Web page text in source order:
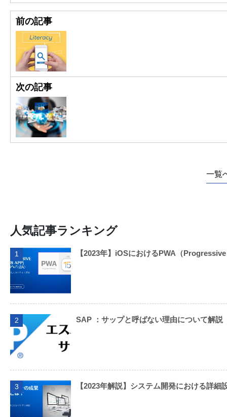
前の記事
次の記事
一覧
人気記事ランキング
1 【2023年】iOSにおけるPWA（
2 SAP ：サップと呼ばない理由について解説
3 【2023年解説】システム開発における詳細